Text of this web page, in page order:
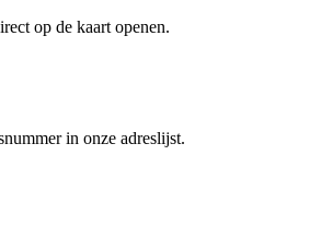
op de kaart openen.
in onze adreslijst.